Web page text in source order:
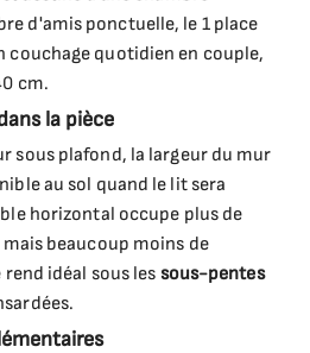
d'amis ponctuelle, le 1 place
couchage quotidien en couple,
cm.
la pièce
sous plafond, la largeur du mur
au sol quand le lit sera
horizontal occupe plus de
beaucoup moins de
idéal sous les sous-pentes